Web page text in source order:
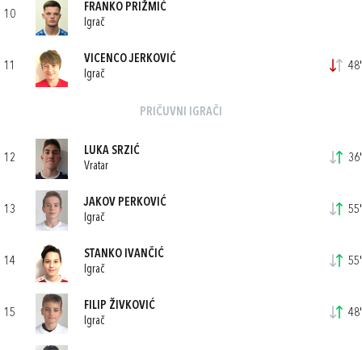
10
FRANKO PRIŽMIĆ
Igrač
11
VICENCO JERKOVIĆ
Igrač
48'
PRIČUVNI IGRAČI
12
LUKA SRZIĆ
Vratar
36'
13
JAKOV PERKOVIĆ
Igrač
55'
14
STANKO IVANČIĆ
Igrač
55'
15
FILIP ŽIVKOVIĆ
Igrač
48'